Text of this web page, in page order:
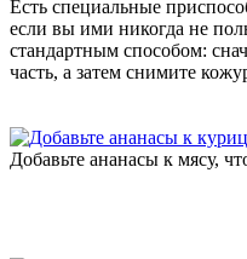
Есть специальные
если вы ими никогда не
стандартным способом:
часть, а затем снимите
Добавьте ананасы к мясу,